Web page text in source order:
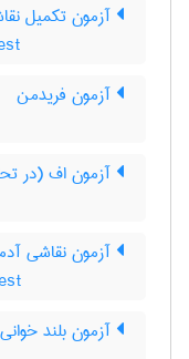
آزمون تکمیل
آزمون فریدمن
آزمون اف (در
آزمون نقاشی
آزمون بلند